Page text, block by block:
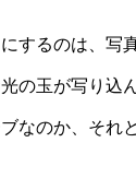
するのは、写
の玉が写り込
なのか、それ